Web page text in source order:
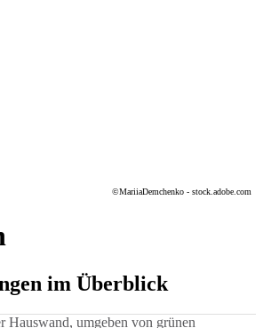
©MariiaDemchenko - stock.adobe.com
im Überblick